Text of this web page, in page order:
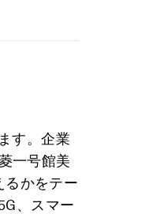
す。企業
一号館美
るかをテー
、スマー